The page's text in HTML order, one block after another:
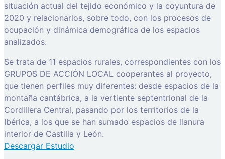
situación actual del tejido económico y la coyuntura de
2020 y relacionarlos, sobre todo, con los procesos de
ocupación y dinámica demográfica de los espacios
analizados.
Se trata de 11 espacios rurales, correspondientes con los
GRUPOS DE ACCIÓN LOCAL cooperantes al proyecto,
que tienen perfiles muy diferentes: desde espacios de la
montaña cantábrica, a la vertiente septentrional de la
Cordillera Central, pasando por los territorios de la
Ibérica, a los que se han sumado espacios de llanura
interior de Castilla y León.
Descargar Estudio